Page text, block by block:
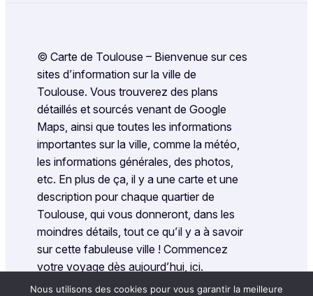
© Carte de Toulouse – Bienvenue sur ces
sites d’information sur la ville de
Toulouse. Vous trouverez des plans
détaillés et sourcés venant de Google
Maps, ainsi que toutes les informations
importantes sur la ville, comme la météo,
les informations générales, des photos,
etc. En plus de ça, il y a une carte et une
description pour chaque quartier de
Toulouse, qui vous donneront, dans les
moindres détails, tout ce qu’il y a à savoir
sur cette fabuleuse ville ! Commencez
votre voyage dès aujourd’hui, ici.
Nous utilisons des cookies pour vous garantir la meilleure